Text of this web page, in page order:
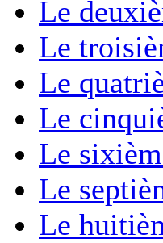
Le
Le
Le
Le
Le
Le
Le